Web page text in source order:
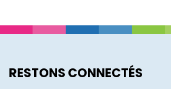
RESTONS CONNECTÉS